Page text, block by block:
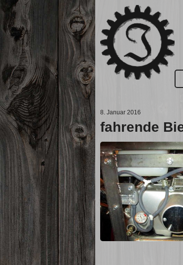
springen
8. Januar 2016
fahrende